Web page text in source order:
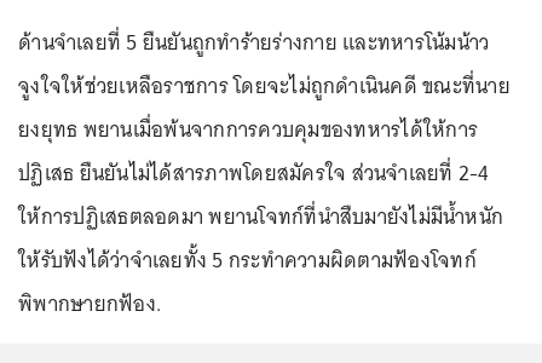
ด้านจำเลยที่ 5 ยืนยันถูกทำร้ายร่างกาย และทหารโน้มน้าว
จูงใจให้ช่วยเหลือราชการ โดยจะไม่ถูกดำเนินคดี ขณะที่นาย
ยงยุทธ พยานเมื่อพ้นจากการควบคุมของทหารได้ให้การ
ปฏิเสธ ยืนยันไม่ได้สารภาพโดยสมัครใจ ส่วนจำเลยที่ 2-4
ให้การปฏิเสธตลอดมา พยานโจทก์ที่นำสืบมายังไม่มีน้ำหนัก
ให้รับฟังได้ว่าจำเลยทั้ง 5 กระทำความผิดตามฟ้องโจทก์
พิพากษายกฟ้อง.